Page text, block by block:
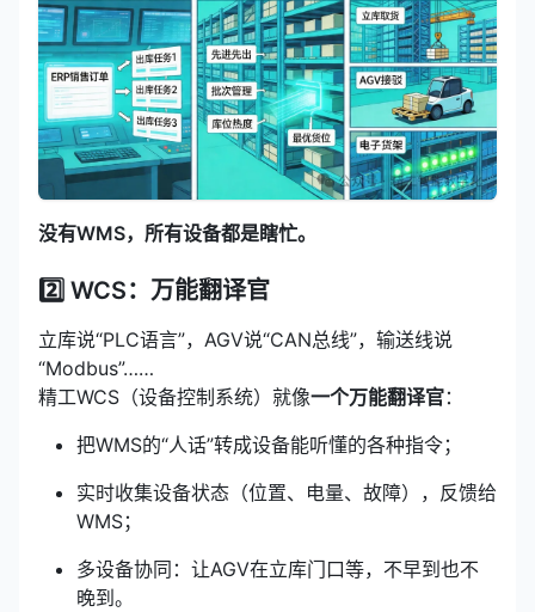
没有WMS，所有设备都是瞎忙。
2️⃣ WCS：万能翻译官
立库说“PLC语言”，AGV说“CAN总线”，输送线说
“Modbus”……
精工WCS（设备控制系统）就像一个万能翻译官：
把WMS的“人话”转成设备能听懂的各种指令；
实时收集设备状态（位置、电量、故障），反馈给
WMS；
多设备协同：让AGV在立库门口等，不早到也不
晚到。